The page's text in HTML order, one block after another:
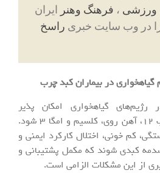
ورزشی ، فرهنگ وهنر ایران
در وب سایت خبری راسخ
در بیماران کبد چرب
رژیم‌های گیاهخواری امکان پذیر
علتکاهش دریافت ویتامین ب ۱۲، آهن روی، کلسیم و امگا ۳ شود.
کم خونی، اختلال کارکرد ایمنی و
کبدی شوند که مکمل پشتیبانی و
از این مشکلات الزامی است.